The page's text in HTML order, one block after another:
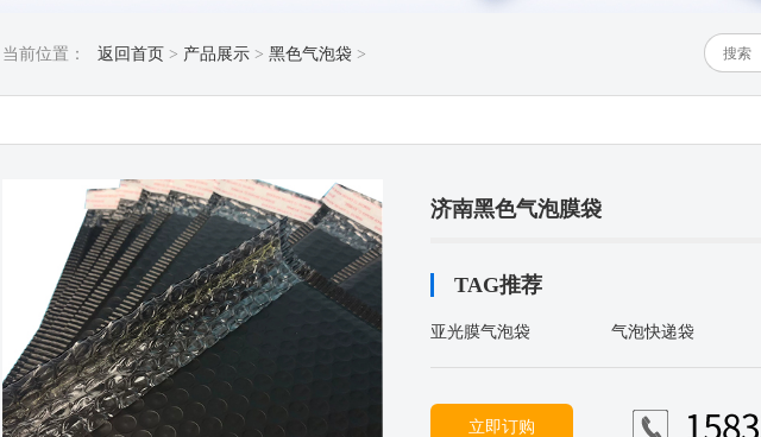
当前位置： 返回首页 > 产品展示 > 黑色气泡袋 >
济南黑色气泡膜袋
TAG推荐
亚光膜气泡袋 气泡快递袋
立即订购